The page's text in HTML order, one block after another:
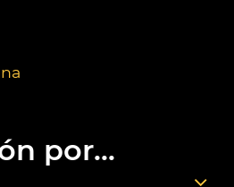
por...